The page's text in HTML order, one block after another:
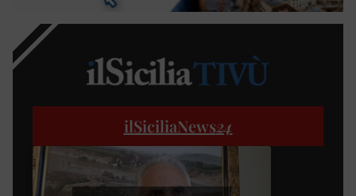
ilSiciliaNews24